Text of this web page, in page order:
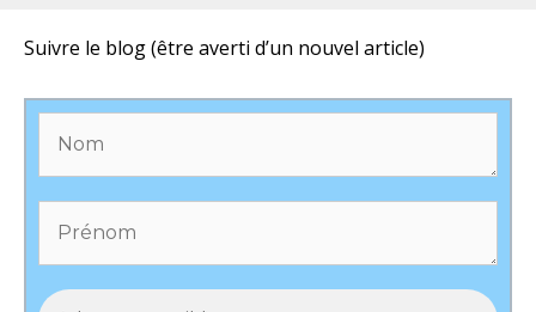
Suivre le blog (être averti d’un nouvel article)